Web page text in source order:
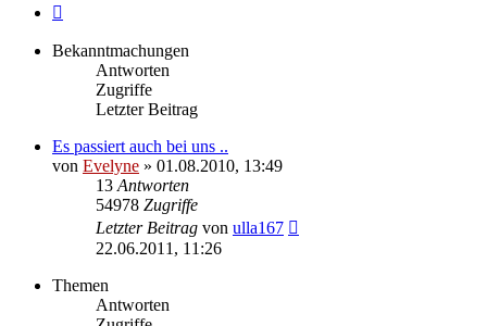
Bekanntmachungen
Antworten
Zugriffe
Letzter Beitrag
Es passiert auch bei uns ..
von Evelyne » 01.08.2010, 13:49
13 Antworten
54978 Zugriffe
Letzter Beitrag von ulla167
22.06.2011, 11:26
Themen
Antworten